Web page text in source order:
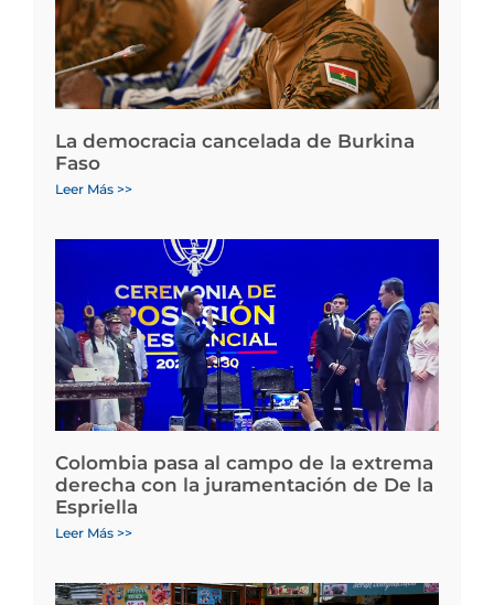
La democracia cancelada de Burkina
Faso
Leer Más >>
Colombia pasa al campo de la extrema
derecha con la juramentación de De la
Espriella
Leer Más >>